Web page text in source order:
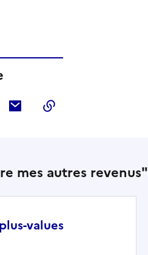
sur Twitter
Partager sur LinkedIn
Partager par courriel
mes autres revenus"
values